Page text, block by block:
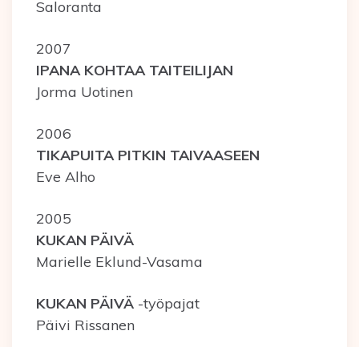
Saloranta
2007
IPANA KOHTAA TAITEILIJAN
Jorma Uotinen
2006
TIKAPUITA PITKIN TAIVAASEEN
Eve Alho
2005
KUKAN PÄIVÄ
Marielle Eklund-Vasama
KUKAN PÄIVÄ -työpajat
Päivi Rissanen